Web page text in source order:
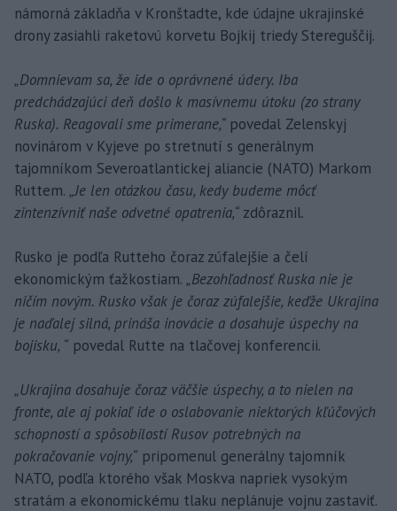
námorná základňa v Kronštadte, kde údajne ukrajinské
drony zasiahli raketovú korvetu Bojkij triedy Stereguščij.
„Domnievam sa, že ide o oprávnené údery. Iba
predchádzajúci deň došlo k masívnemu útoku (zo strany
Ruska). Reagovali sme primerane,“ povedal Zelenskyj
novinárom v Kyjeve po stretnutí s generálnym
tajomníkom Severoatlantickej aliancie (NATO) Markom
Ruttem. „Je len otázkou času, kedy budeme môcť
zintenzívniť naše odvetné opatrenia,“ zdôraznil.
Rusko je podľa Rutteho čoraz zúfalejšie a čelí
ekonomickým ťažkostiam. „Bezohľadnosť Ruska nie je
ničím novým. Rusko však je čoraz zúfalejšie, keďže Ukrajina
je naďalej silná, prináša inovácie a dosahuje úspechy na
bojisku, “ povedal Rutte na tlačovej konferencii.
„Ukrajina dosahuje čoraz väčšie úspechy, a to nielen na
fronte, ale aj pokiaľ ide o oslabovanie niektorých kľúčových
schopností a spôsobilostí Rusov potrebných na
pokračovanie vojny,“ pripomenul generálny tajomník
NATO, podľa ktorého však Moskva napriek vysokým
stratám a ekonomickému tlaku neplánuje vojnu zastaviť.